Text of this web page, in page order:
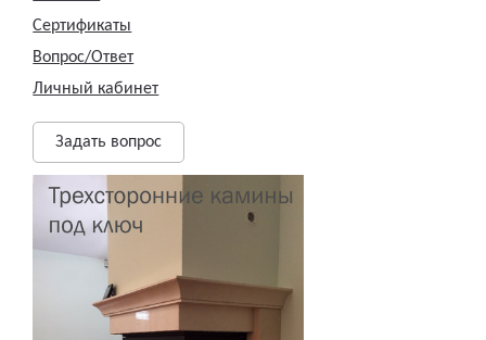
Сертификаты
Вопрос/Ответ
Личный кабинет
Задать вопрос